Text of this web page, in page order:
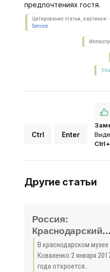
предпочтениях гостя.
Цитирование статьи, картинки
Service.
Ctrl Enter
Другие статьи
Россия:
Краснодарский
музей
погрузиться в
иллюзии -
В краснодарском музее
Коваленко 2 января
года откроется